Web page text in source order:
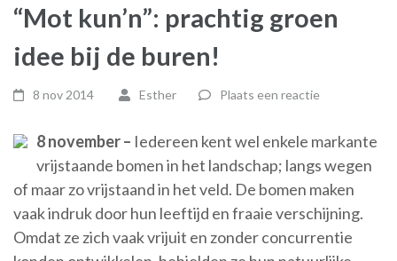
“Mot kun’n”: prachtig groen
idee bij de buren!
8 nov 2014 Esther Plaats een reactie
8 november – Iedereen kent wel enkele markante
vrijstaande bomen in het landschap; langs wegen
of maar zo vrijstaand in het veld. De bomen maken
vaak indruk door hun leeftijd en fraaie verschijning.
Omdat ze zich vaak vrijuit en zonder concurrentie